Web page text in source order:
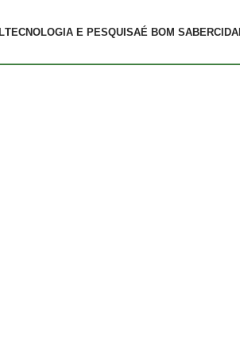
TECNOLOGIA E PESQUISAÉ BOM SABER